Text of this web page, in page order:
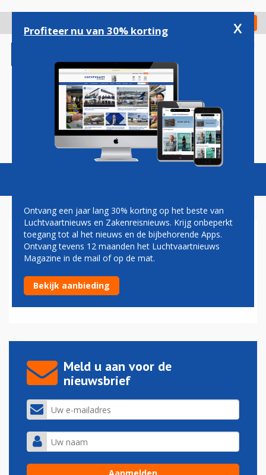
gaan
Check in
Magazine Podcasts Vacatures
VARKEN
Varkens beschermen vliegtuigen op Schiphol
24-09-2021 - 11:39
Meld u aan voor de
nieuwsbrief
Profiteer nu van 30% korting x
Ontvang een jaar lang 30% korting op het beste van
Luchtvaartnieuws en Zakenreisnieuws. Krijg onbeperkt
toegang tot al het nieuws en de bijbehorende Apps.
Ontvang tevens 12 maanden het Luchtvaartnieuws
Magazine in de mail of op de mat.
Bekijk aanbieding